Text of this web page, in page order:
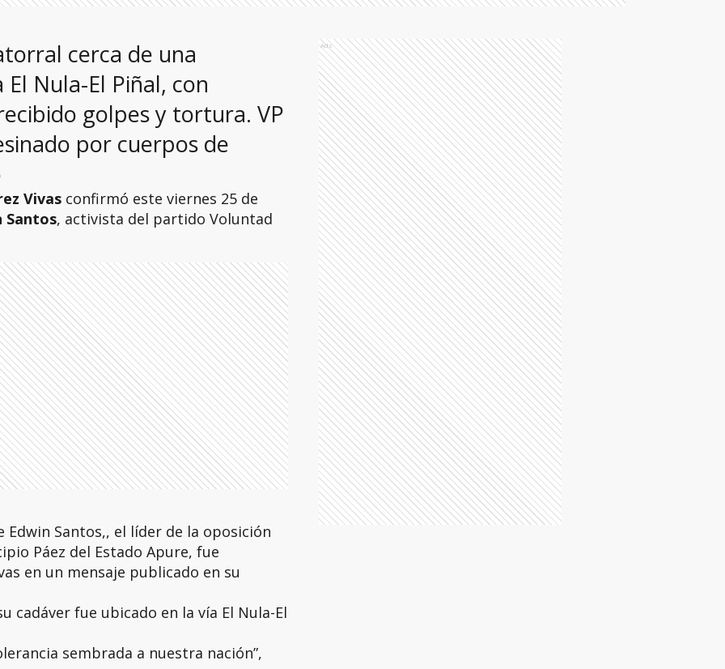
cerca de una
Nula-El Piñal, con
golpes y tortura. VP
por cuerpos de
Vivasconfirmó este viernes 25 de
Santos, activista del partido Voluntad
Santos,, el líder de la oposición
Páez del Estado Apure, fue
en un mensaje publicado en su
cadáver fue ubicado en la vía El Nula-El
sembrada a nuestra nación”,
Ads